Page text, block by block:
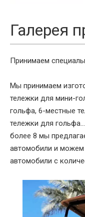
Галерея
Принимаем
Мы принимаем
тележки для мини-
гольфа, 6-местные
тележки для
более 8 мы
автомобили и можем
автомобили с